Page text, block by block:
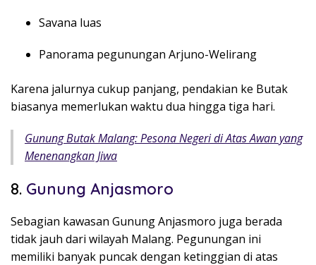
Savana luas
Panorama pegunungan Arjuno-Welirang
Karena jalurnya cukup panjang, pendakian ke Butak
biasanya memerlukan waktu dua hingga tiga hari.
Gunung Butak Malang: Pesona Negeri di Atas Awan yang
Menenangkan Jiwa
8. Gunung Anjasmoro
Sebagian kawasan Gunung Anjasmoro juga berada
tidak jauh dari wilayah Malang. Pegunungan ini
memiliki banyak puncak dengan ketinggian di atas